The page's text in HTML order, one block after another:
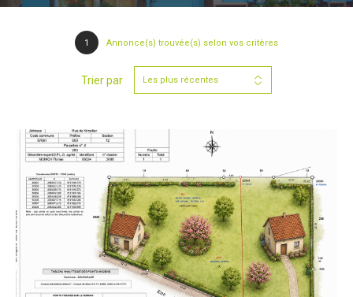
1 Annonce(s) trouvée(s) selon vos critères
Trier par Les plus récentes